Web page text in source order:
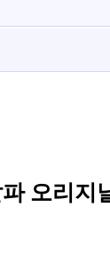
오리지